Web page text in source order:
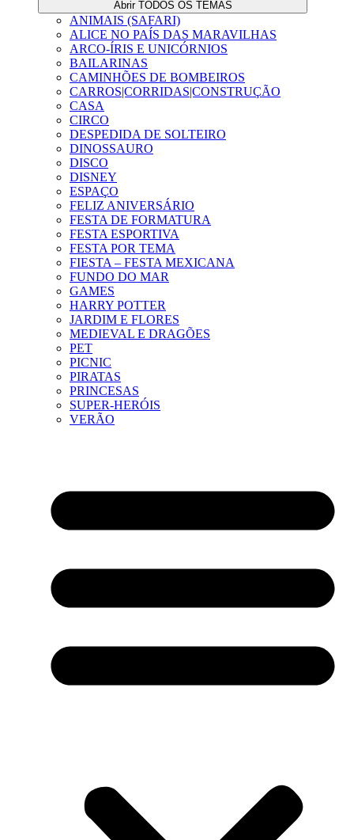
Abrir TODOS OS TEMAS
ANIMAIS (SAFARI)
ALICE NO PAÍS DAS MARAVILHAS
ARCO-ÍRIS E UNICÓRNIOS
BAILARINAS
CAMINHÕES DE BOMBEIROS
CARROS|CORRIDAS|CONSTRUÇÃO
CASA
CIRCO
DESPEDIDA DE SOLTEIRO
DINOSSAURO
DISCO
DISNEY
ESPAÇO
FELIZ ANIVERSÁRIO
FESTA DE FORMATURA
FESTA ESPORTIVA
FESTA POR TEMA
FIESTA – FESTA MEXICANA
FUNDO DO MAR
GAMES
HARRY POTTER
JARDIM E FLORES
MEDIEVAL E DRAGÕES
PET
PICNIC
PIRATAS
PRINCESAS
SUPER-HERÓIS
VERÃO